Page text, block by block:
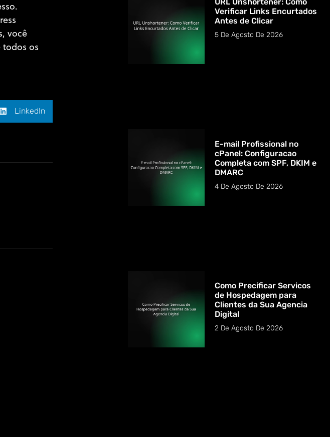
você
todos os
LinkedIn
URL Unshortener: Como
Verificar Links Encurtados
Antes de Clicar
5 De Agosto De 2026
E-mail Profissional no
cPanel: Configuracao
Completa com SPF, DKIM e
DMARC
4 De Agosto De 2026
Como Precificar Servicos
de Hospedagem para
Clientes da Sua Agencia
Digital
2 De Agosto De 2026